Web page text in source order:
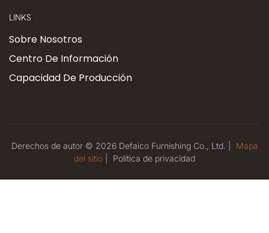
LINKS
Sobre Nosotros
Centro De Información
Capacidad De Producción
Derechos de autor © 2026 Defaico Furnishing Co., Ltd. |
Mapa
del sitio
Política de privacidad